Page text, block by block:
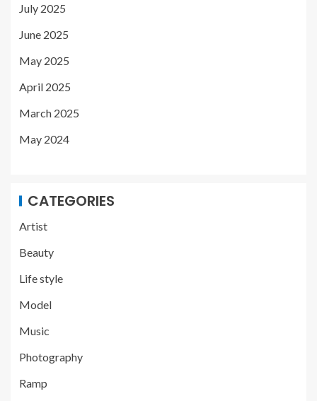
July 2025
June 2025
May 2025
April 2025
March 2025
May 2024
CATEGORIES
Artist
Beauty
Life style
Model
Music
Photography
Ramp